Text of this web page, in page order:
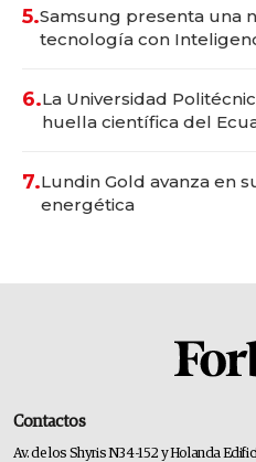
5.Samsung presenta una
tecnología con
6.La Universidad
huella científica del
7.Lundin Gold avanza en
energética
Contactos
Av. de los Shyris N34-152 y Holanda